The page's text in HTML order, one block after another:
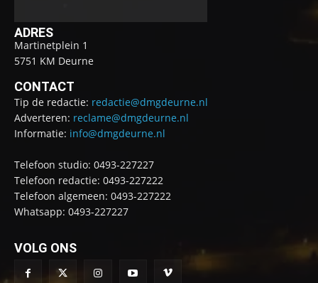
ADRES
Martinetplein 1
5751 KM Deurne
CONTACT
Tip de redactie: redactie@dmgdeurne.nl
Adverteren: reclame@dmgdeurne.nl
Informatie: info@dmgdeurne.nl
Telefoon studio: 0493-227227
Telefoon redactie: 0493-227222
Telefoon algemeen: 0493-227222
Whatsapp: 0493-227227
VOLG ONS